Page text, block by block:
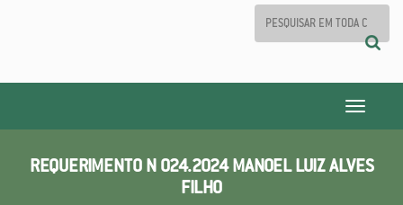
Toggle
REQUERIMENTO N 024.2024 MANOEL LUIZ ALVES
FILHO